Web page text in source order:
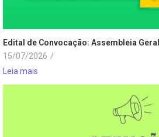
Edital de Convocação: Assembleia Geral
15/07/2026 /
Leia mais